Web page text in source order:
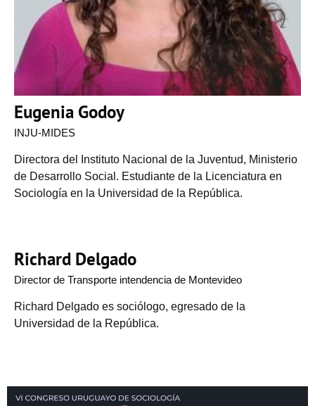
Eugenia Godoy
INJU-MIDES
Directora del Instituto Nacional de la Juventud, Ministerio
de Desarrollo Social. Estudiante de la Licenciatura en
Sociología en la Universidad de la República.
Richard Delgado
Director de Transporte intendencia de Montevideo
Richard Delgado es sociólogo, egresado de la
Universidad de la República.